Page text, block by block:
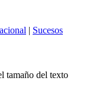
| Sucesos